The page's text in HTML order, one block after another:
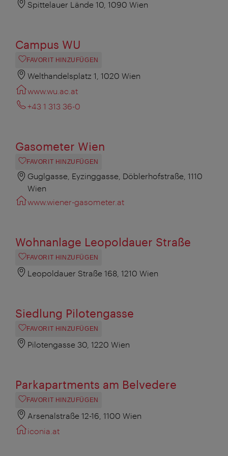
Spittelauer Lände 10, 1090 Wien
Campus WU
FAVORIT HINZUFÜGEN
Welthandelsplatz 1, 1020 Wien
www.wu.ac.at
+43 1 313 36-0
Gasometer Wien
FAVORIT HINZUFÜGEN
Guglgasse, Eyzinggasse, Döblerhofstraße, 1110
Wien
www.wiener-gasometer.at
Wohnanlage Leopoldauer Straße
FAVORIT HINZUFÜGEN
Leopoldauer Straße 168, 1210 Wien
Siedlung Pilotengasse
FAVORIT HINZUFÜGEN
Pilotengasse 30, 1220 Wien
Parkapartments am Belvedere
FAVORIT HINZUFÜGEN
Arsenalstraße 12-16, 1100 Wien
iconia.at